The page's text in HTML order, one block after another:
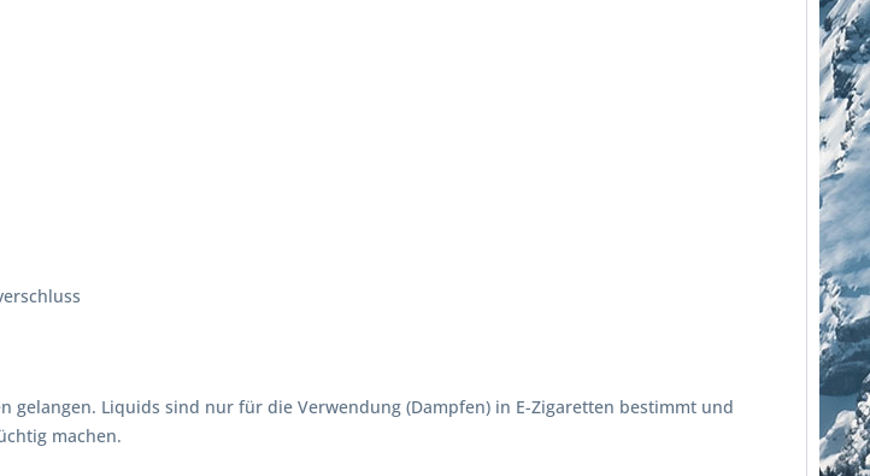
gelangen. Liquids sind nur für die Verwendung (Dampfen) in E-Zigaretten bestimmt und
machen.